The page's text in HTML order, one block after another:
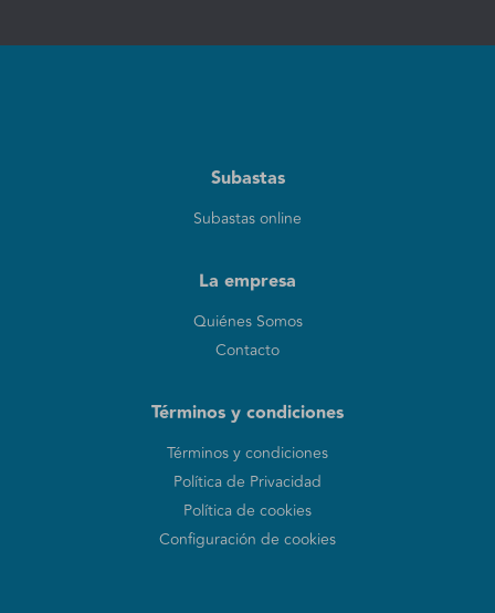
Subastas
Subastas online
La empresa
Quiénes Somos
Contacto
Términos y condiciones
Términos y condiciones
Política de Privacidad
Política de cookies
Configuración de cookies